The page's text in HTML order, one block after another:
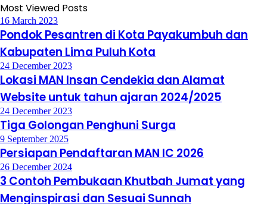
Most Viewed Posts
16 March 2023
Pondok Pesantren di Kota Payakumbuh dan
Kabupaten Lima Puluh Kota
24 December 2023
Lokasi MAN Insan Cendekia dan Alamat
Website untuk tahun ajaran 2024/2025
24 December 2023
Tiga Golongan Penghuni Surga
9 September 2025
Persiapan Pendaftaran MAN IC 2026
26 December 2024
3 Contoh Pembukaan Khutbah Jumat yang
Menginspirasi dan Sesuai Sunnah